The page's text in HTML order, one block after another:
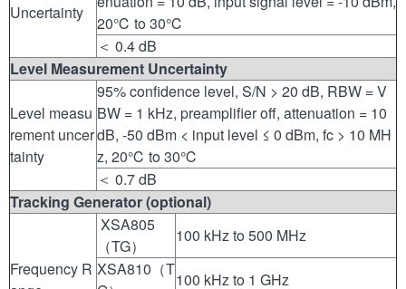
Uncertainty
20℃ to 30℃
＜ 0.4 dB
Level Measurement Uncertainty
Level measu
rement uncer
tainty
95% confidence level, S/N > 20 dB, RBW = V
BW = 1 kHz, preamplifier off, attenuation = 10
dB, -50 dBm < input level ≤ 0 dBm, fc > 10 MH
z, 20℃ to 30℃
＜ 0.7 dB
Tracking Generator (optional)
Frequency R
XSA805
（TG）
100 kHz to 500 MHz
XSA810（T
100 kHz to 1 GHz